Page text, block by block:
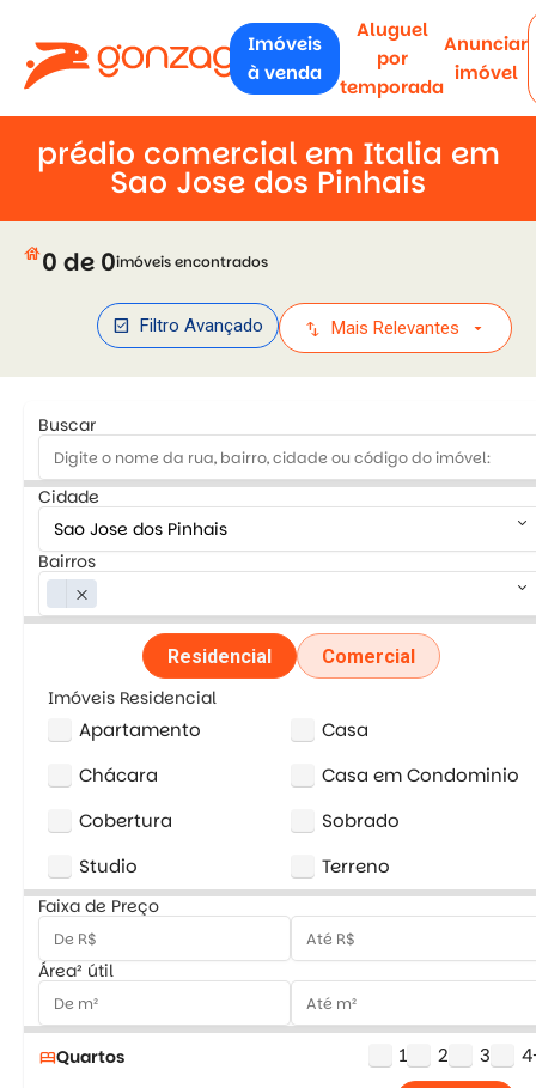
Imóveis
à venda
Aluguel
por
temporada
Anunciar
imóvel
prédio comercial em Italia em
Sao Jose dos Pinhais
house0 de 0imóveis encontrados
check_box Filtro Avançado swap_vert Mais Relevantes arrow_drop_down
Buscar
Cidade
keyboard_arrow_down
Bairros
close keyboard_arrow_down
Residencial Comercial
Imóveis Residencial
Apartamento
Casa
Chácara
Casa em Condominio
Cobertura
Sobrado
Studio
Terreno
Faixa de Preço
Área² útil
bedQuartos 1 2 3